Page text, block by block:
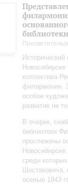
коллектива
филармонии.
особое
развитие не
В очерке,
библиотеки
прослежены
среди
Шостаковича,
осенью 1943